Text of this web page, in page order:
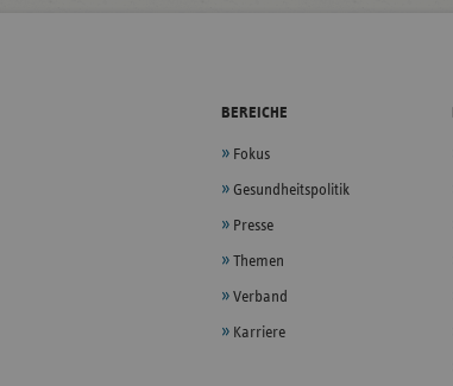
BEREICHE
Fokus
Gesundheitspolitik
Presse
Themen
Verband
Karriere